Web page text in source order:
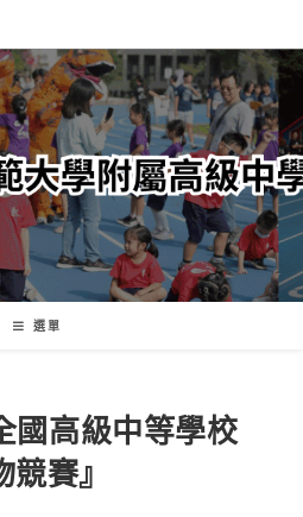
選單
國高級中等學校
賽』